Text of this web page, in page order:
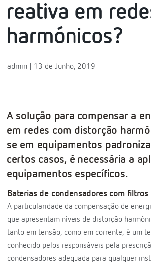
reativa em
harmónicos?
admin | 13 de Junho, 2019
A solução para compensar a
em redes com distorção
se em equipamentos
certos casos, é necessária a
equipamentos específicos.
Baterias de condensadores com filtros
A particularidade da compensação de
que apresentam níveis de distorção
tanto em tensão, como em corrente, é um
conhecido pelos responsáveis pela
condensadores adequada para qualquer